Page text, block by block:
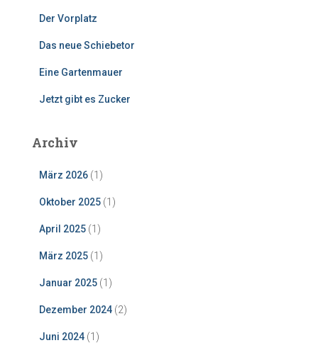
Der Vorplatz
Das neue Schiebetor
Eine Gartenmauer
Jetzt gibt es Zucker
Archiv
März 2026 (1)
Oktober 2025 (1)
April 2025 (1)
März 2025 (1)
Januar 2025 (1)
Dezember 2024 (2)
Juni 2024 (1)